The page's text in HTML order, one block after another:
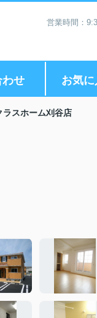
営業時間：
わせ お気
スホーム刈谷店